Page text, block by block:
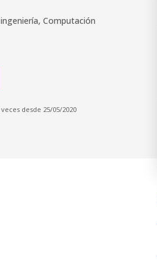
Computación
veces desde 25/05/2020